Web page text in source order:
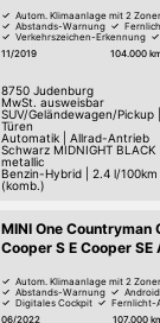
Autom. Klimaanlage mit 2
Abstands-Warnung
Verkehrszeichen-Erkennung
Reifendruck-Kontrolle
11/2019 104.000
8750 Judenburg
MwSt. ausweisbar
SUV/Geländewagen/Pickup|
Türen
Automatik| Allrad-Antrieb
Schwarz MIDNIGHT BLACK
metallic
Benzin-Hybrid
2.4 l/100km
(komb.)
MINI One Countryman
Cooper S E Cooper SE
Autom. Klimaanlage mit 2
Abstands-Warnung
Digitales Cockpit
Fernlicht-
Verkehrszeichen-Erkennung
06/2022 107.000